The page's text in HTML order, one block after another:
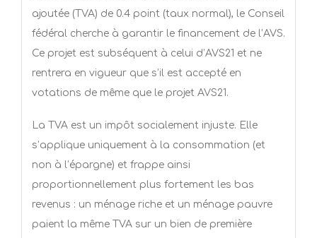
ajoutée (TVA) de 0.4 point (taux normal), le Conseil
fédéral cherche à garantir le financement de l’AVS.
Ce projet est subséquent à celui d’AVS21 et ne
rentrera en vigueur que s’il est accepté en
votations de même que le projet AVS21.
La TVA est un impôt socialement injuste. Elle
s’applique uniquement à la consommation (et
non à l’épargne) et frappe ainsi
proportionnellement plus fortement les bas
revenus : un ménage riche et un ménage pauvre
paient la même TVA sur un bien de première